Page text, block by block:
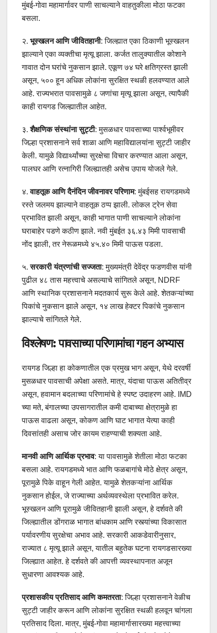
मुंबई-गोवा महामार्गावर पाणी साचल्याने वाहतुकीला मोठा फटका
बसला.
२. भूस्खलन आणि जीवितहानी: जिल्ह्यात एका ठिकाणी भूस्खलन
झाल्याने एका व्यक्तीचा मृत्यू झाला. कर्जत तालुक्यातील कोशाने
गावात दोन घरांचे नुकसान झाले. एकूण ७४ घरे क्षतिग्रस्त झाली
असून, ५०० हून अधिक लोकांना सुरक्षित स्थळी हलवण्यात आले
आहे. राज्यभरात पावसामुळे ८ जणांचा मृत्यू झाला असून, त्यापैकी
काही रायगड जिल्ह्यातील आहेत.
३.शैक्षणिक संस्थांना सुट्टी: मुसळधार पावसाच्या पार्श्वभूमीवर
जिल्हा प्रशासनाने सर्व शाळा आणि महाविद्यालयांना सुट्टी जाहीर
केली. यामुळे विद्यार्थ्यांच्या सुरक्षेचा विचार करण्यात आला असून,
पालघर आणि रत्नागिरी जिल्ह्यातही असेच उपाय योजले गेले.
४.वाहतूक आणि दैनंदिन जीवनावर परिणाम: मुंबईसह रायगडमध्ये
रस्ते जलमय झाल्याने वाहतूक ठप्प झाली. लोकल ट्रेन सेवा
प्रभावित झाली असून, काही भागात पाणी साचल्याने लोकांना
घराबाहेर पडणे कठीण झाले. नवी मुंबईत ३६.४३ मिमी पावसाची
नोंद झाली, तर नेरूळमध्ये ४५.४० मिमी पाऊस पडला.
५.सरकारी यंत्रणांची सज्जता: मुख्यमंत्री देवेंद्र फडणवीस यांनी
पुढील ४८ तास महत्त्वाचे असल्याचे सांगितले असून, NDRF
आणि स्थानिक प्रशासनाने मदतकार्य सुरू केले आहे. शेतकऱ्यांच्या
पिकांचे नुकसान झाले असून, १४ लाख हेक्टर पिकांचे नुकसान
झाल्याचे सांगितले गेले.
विश्लेषण: पावसाच्या परिणामांचा गहन अभ्यास
रायगड जिल्हा हा कोकणातील एक प्रमुख भाग असून, येथे दरवर्षी
मुसळधार पावसाची अपेक्षा असते. मात्र, यंदाचा पाऊस अतितीव्र
असून, हवामान बदलाच्या परिणामांचे हे स्पष्ट उदाहरण आहे. IMD
च्या मते, बंगालच्या उपसागरातील कमी दाबाच्या क्षेत्रामुळे हा
पाऊस वाढला असून, कोकण आणि घाट भागात येत्या काही
दिवसांतही असाच जोर कायम राहण्याची शक्यता आहे.
मानवी आणि आर्थिक प्रभाव: या पावसामुळे शेतीला मोठा फटका
बसला आहे. रायगडमध्ये भात आणि फळबागांचे मोठे क्षेत्र असून,
पूरामुळे पिके वाहून गेली आहेत. यामुळे शेतकऱ्यांना आर्थिक
नुकसान होईल, जे राज्याच्या अर्थव्यवस्थेला प्रभावित करेल.
भूस्खलन आणि पूरामुळे जीवितहानी झाली असून, हे दर्शवते की
जिल्ह्यातील डोंगराळ भागात बांधकाम आणि रस्त्यांच्या विकासात
पर्यावरणीय सुरक्षेचा अभाव आहे. सरकारी आकडेवारीनुसार,
राज्यात ८ मृत्यू झाले असून, यातील बहुतेक घटना रायगडसारख्या
जिल्ह्यात आहेत. हे दर्शवते की आपत्ती व्यवस्थापनात अजून
सुधारणा आवश्यक आहे.
प्रशासकीय प्रतिसाद आणि कमतरता: जिल्हा प्रशासनाने वेळीच
सुट्टी जाहीर करून आणि लोकांना सुरक्षित स्थळी हलवून चांगला
प्रतिसाद दिला. मात्र, मुंबई-गोवा महामार्गासारख्या महत्त्वाच्या